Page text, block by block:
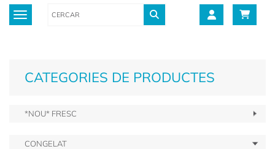
Toggle navigation
CATEGORIES DE PRODUCTES
*NOU* FRESC
CONGELAT